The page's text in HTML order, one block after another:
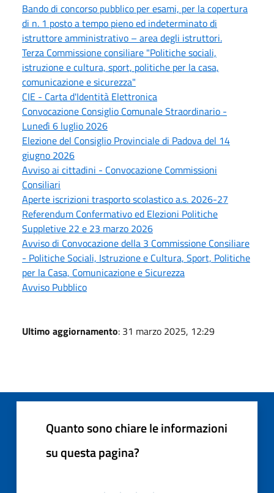
Bando di concorso pubblico per esami, per la copertura
di n. 1 posto a tempo pieno ed indeterminato di
istruttore amministrativo – area degli istruttori.
Terza Commissione consiliare "Politiche sociali,
istruzione e cultura, sport, politiche per la casa,
comunicazione e sicurezza"
CIE - Carta d'Identità Elettronica
Convocazione Consiglio Comunale Straordinario -
Lunedì 6 luglio 2026
Elezione del Consiglio Provinciale di Padova del 14
giugno 2026
Avviso ai cittadini - Convocazione Commissioni
Consiliari
Aperte iscrizioni trasporto scolastico a.s. 2026-27
Referendum Confermativo ed Elezioni Politiche
Suppletive 22 e 23 marzo 2026
Avviso di Convocazione della 3 Commissione Consiliare
- Politiche Sociali, Istruzione e Cultura, Sport, Politiche
per la Casa, Comunicazione e Sicurezza
Avviso Pubblico
Ultimo aggiornamento: 31 marzo 2025, 12:29
Quanto sono chiare le informazioni
su questa pagina?